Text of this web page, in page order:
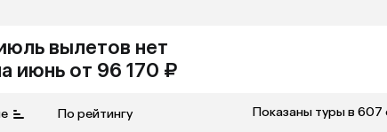
вылетов нет
июнь от 96 170 ₽
По рейтингу Показаны туры в 607